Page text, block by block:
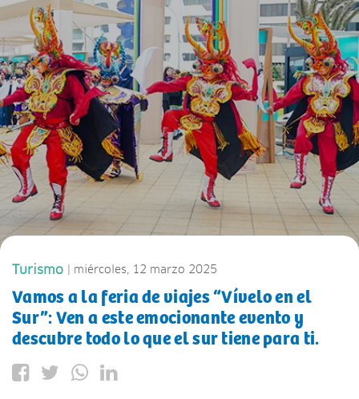
Turismo | miércoles, 12 marzo 2025
Vamos a la feria de viajes “Vívelo en el
Sur”: Ven a este emocionante evento y
descubre todo lo que el sur tiene para ti.